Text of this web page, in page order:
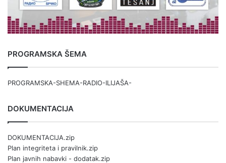
PROGRAMSKA ŠEMA
PROGRAMSKA-SHEMA-RADIO-ILIJAŠA-
DOKUMENTACIJA
DOKUMENTACIJA.zip
Plan integriteta i pravilnik.zip
Plan javnih nabavki - dodatak.zip